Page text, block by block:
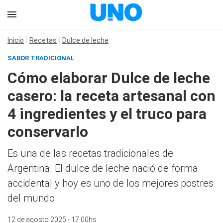
Inicio Recetas Dulce de leche
SABOR TRADICIONAL
Cómo elaborar Dulce de leche
casero: la receta artesanal con
4 ingredientes y el truco para
conservarlo
Es una de las recetas tradicionales de
Argentina. El dulce de leche nació de forma
accidental y hoy es uno de los mejores postres
del mundo
12 de agosto 2025 - 17:00hs